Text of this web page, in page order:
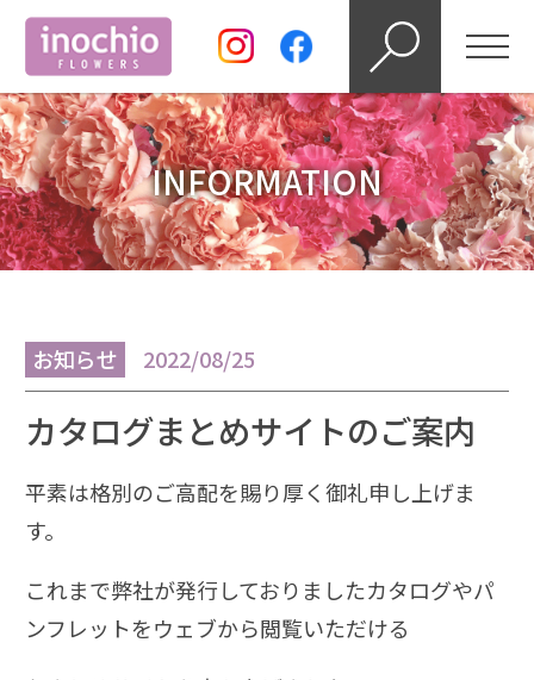
INFORMATION
お知らせ 2022/08/25
カタログまとめサイトのご案内
平素は格別のご高配を賜り厚く御礼申し上げま
す。
これまで弊社が発行しておりましたカタログやパ
ンフレットをウェブから閲覧いただける